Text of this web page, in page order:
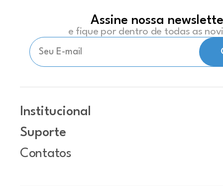
Assine nossa
e fique por dentro de todas as
Institucional
Suporte
Contatos